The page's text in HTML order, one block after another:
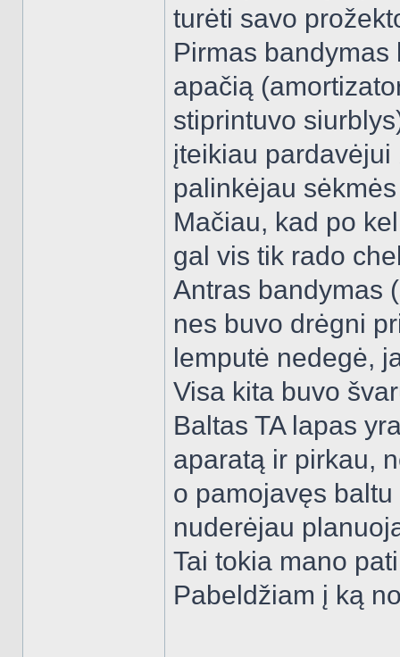
turėti savo
Pirmas
apačią
stiprintuvo
įteikiau pardavėjui
palinkėjau
Mačiau, kad po
gal vis tik rado
Antras bandymas
nes buvo drėgni
lemputė nedegė,
Visa kita buvo
Baltas TA lapas
aparatą ir pirkau,
o pamojavęs
nuderėjau
Tai tokia mano
Pabeldžiam į ką